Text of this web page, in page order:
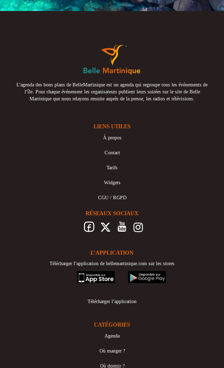
L’agenda des bons plans de BelleMartinique est un agenda qui regroupe tous les événements de
l’île. Pour chaque événement les organisateurs publient leurs soirées sur le site de Belle
Martinique que nous relayons ensuite auprès de la presse, les radios et télévisions.
LIENS UTILES
À propos
Contact
Tarifs
Widgets
CGU / RGPD
RÉSEAUX SOCIAUX
L’APPLICATION
Télécharger l’application de bellemartinique.com sur les stores
appstore
googleplay
Télécharger l’application
CATÉGORIES
Agenda
Où manger ?
Où dormir ?